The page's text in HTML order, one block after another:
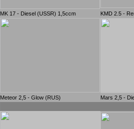
MK 17 - Diesel (USSR) 1,5ccm KMD 2.5 -
Meteor 2,5 - Glow (RUS) Mars 2,5 -